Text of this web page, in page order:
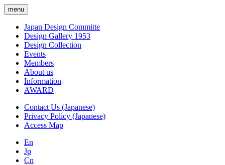
menu
Japan Design Committe
Design Gallery 1953
Design Collection
Events
Members
About us
Information
AWARD
Contact Us (Japanese)
Privacy Policy (Japanese)
Access Map
En
Jp
Cn